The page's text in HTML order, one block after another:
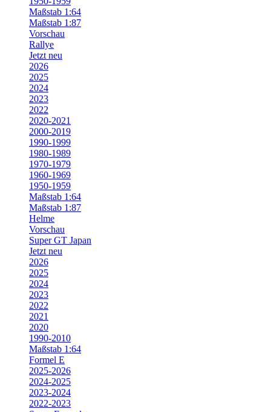
Maßstab 1:64
Maßstab 1:87
Vorschau
Rallye
Jetzt neu
2026
2025
2024
2023
2022
2020-2021
2000-2019
1990-1999
1980-1989
1970-1979
1960-1969
1950-1959
Maßstab 1:64
Maßstab 1:87
Helme
Vorschau
Super GT Japan
Jetzt neu
2026
2025
2024
2023
2022
2021
2020
1990-2010
Maßstab 1:64
Formel E
2025-2026
2024-2025
2023-2024
2022-2023